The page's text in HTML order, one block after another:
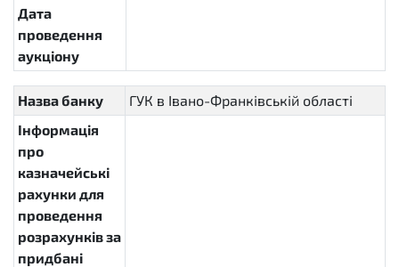
Дата
проведення
аукціону
Назва банку
ГУК в Івано-Франківській області
Інформація
про
казначейські
рахунки для
проведення
розрахунків за
придбані